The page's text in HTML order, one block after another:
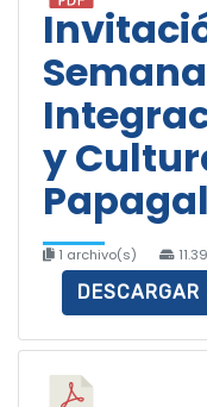
y
1 archivo(s)
DESCARGAR